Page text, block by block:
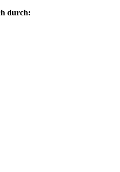
durch: